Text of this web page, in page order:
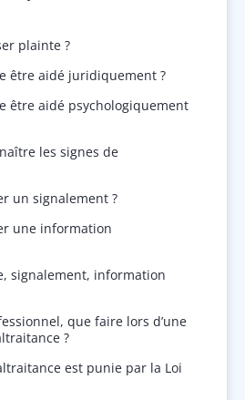
plainte ?
être aidé juridiquement ?
être aidé psychologiquement
les signes de
un signalement ?
une information
signalement, information
que faire lors d’une
?
est punie par la Loi